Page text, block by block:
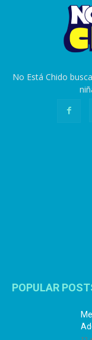
No Está Chido
POPULAR